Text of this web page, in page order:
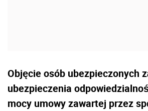
Objęcie osób ubezpieczonych
ubezpieczenia
mocy umowy zawartej przez